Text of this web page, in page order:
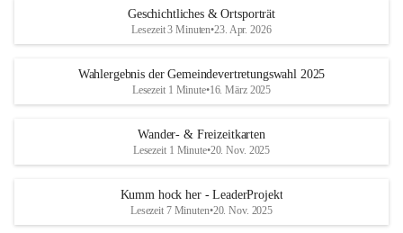
Geschichtliches & Ortsporträt
Lesezeit 3 Minuten•23. Apr. 2026
Wahlergebnis der Gemeindevertretungswahl 2025
Lesezeit 1 Minute•16. März 2025
Wander- & Freizeitkarten
Lesezeit 1 Minute•20. Nov. 2025
Kumm hock her - LeaderProjekt
Lesezeit 7 Minuten•20. Nov. 2025